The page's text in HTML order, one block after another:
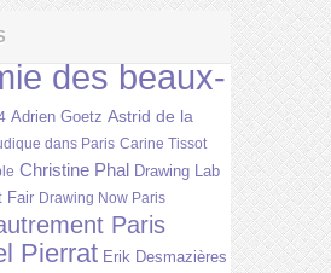
des beaux-
Adrien Goetz Astrid de la
dans Paris Carine Tissot
Christine Phal Drawing Lab
Fair Drawing Now Paris
Paris
Pierrat Erik Desmazières